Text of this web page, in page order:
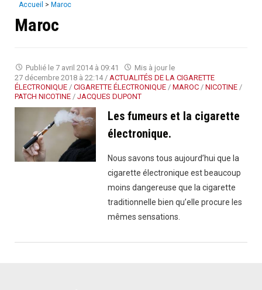
Accueil > Maroc
Maroc
Publié le 7 avril 2014 à 09:41
Mis à jour le
27 décembre 2018 à 22:14 / ACTUALITÉS DE LA CIGARETTE
ÉLECTRONIQUE / CIGARETTE ÉLECTRONIQUE / MAROC / NICOTINE /
PATCH NICOTINE / JACQUES DUPONT
Les fumeurs et la cigarette
électronique.
Nous savons tous aujourd’hui que la
cigarette électronique est beaucoup
moins dangereuse que la cigarette
traditionnelle bien qu’elle procure les
mêmes sensations.